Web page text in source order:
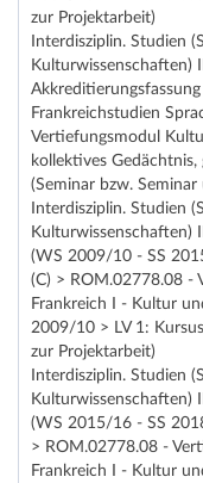
zur Projektarbeit)
Interdisziplin. Studien
Kulturwissenschaften)
Frankreichstudien
Vertiefungsmodul
kollektives
(Seminar bzw.
Interdisziplin. Studien
Kulturwissenschaften)
(WS 2009/10 - SS
(C) > ROM.02778.08 -
Frankreich I - Kultur
2009/10 > LV 1:
zur Projektarbeit)
Interdisziplin. Studien
Kulturwissenschaften)
(WS 2015/16 - SS
> ROM.02778.08 -
Frankreich I - Kultur